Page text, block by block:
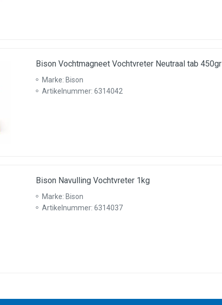
Bison Vochtmagneet Vochtvreter Neutraal tab 450gr
Marke: Bison
Artikelnummer: 6314042
Bison Navulling Vochtvreter 1kg
Marke: Bison
Artikelnummer: 6314037